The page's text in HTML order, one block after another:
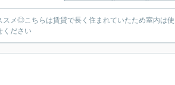
メ◎こちらは賃貸で長く住まれていたため室内は
ください